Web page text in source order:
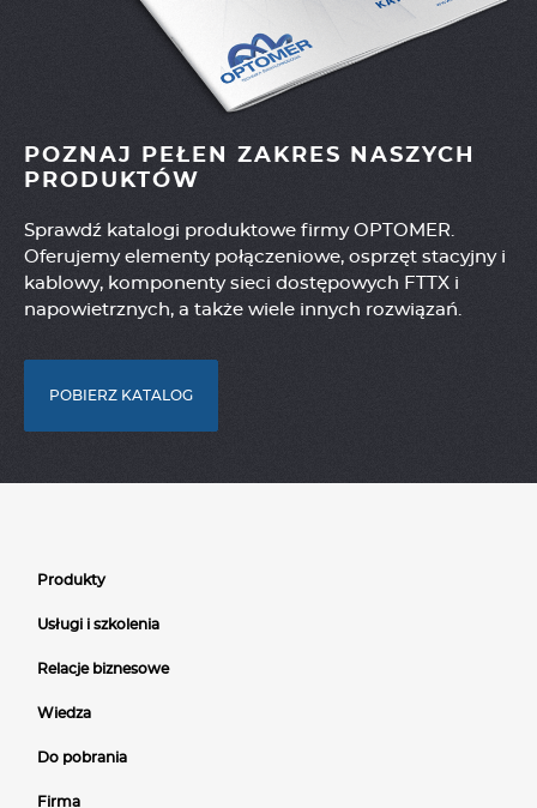
POZNAJ PEŁEN ZAKRES NASZYCH
PRODUKTÓW
Sprawdź katalogi produktowe firmy OPTOMER.
Oferujemy elementy połączeniowe, osprzęt stacyjny i
kablowy, komponenty sieci dostępowych FTTX i
napowietrznych, a także wiele innych rozwiązań.
POBIERZ KATALOG
Produkty
Usługi i szkolenia
Relacje biznesowe
Wiedza
Do pobrania
Firma